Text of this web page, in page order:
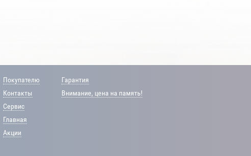
Покупателю
Контакты
Сервис
Главная
Акции
Гарантия
Внимание, цена на память!